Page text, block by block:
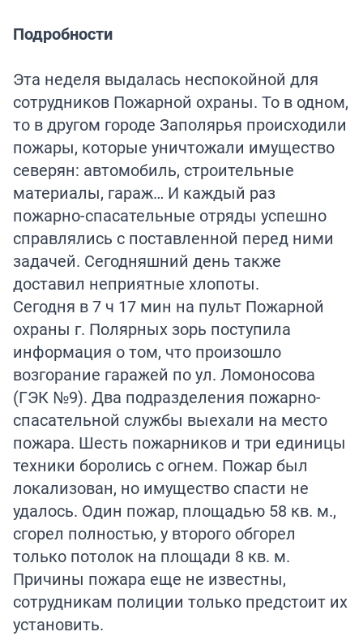
Подробности
Эта неделя выдалась неспокойной для
сотрудников Пожарной охраны. То в одном,
то в другом городе Заполярья происходили
пожары, которые уничтожали имущество
северян: автомобиль, строительные
материалы, гараж… И каждый раз
пожарно-спасательные отряды успешно
справлялись с поставленной перед ними
задачей. Сегодняшний день также
доставил неприятные хлопоты.
Сегодня в 7 ч 17 мин на пульт Пожарной
охраны г. Полярных зорь поступила
информация о том, что произошло
возгорание гаражей по ул. Ломоносова
(ГЭК №9). Два подразделения пожарно-
спасательной службы выехали на место
пожара. Шесть пожарников и три единицы
техники боролись с огнем. Пожар был
локализован, но имущество спасти не
удалось. Один пожар, площадью 58 кв. м.,
сгорел полностью, у второго обгорел
только потолок на площади 8 кв. м.
Причины пожара еще не известны,
сотрудникам полиции только предстоит их
установить.